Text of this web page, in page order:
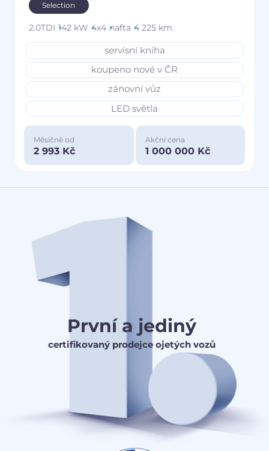
Selection
2.0TDI 142 kW 4x4 nafta 4 225 km
servisní kniha
koupeno nové v ČR
zánovní vůz
LED světla
Měsíčně od
2 993 Kč
Akční cena
1 000 000 Kč
První a jediný
certifikovaný prodejce ojetých vozů